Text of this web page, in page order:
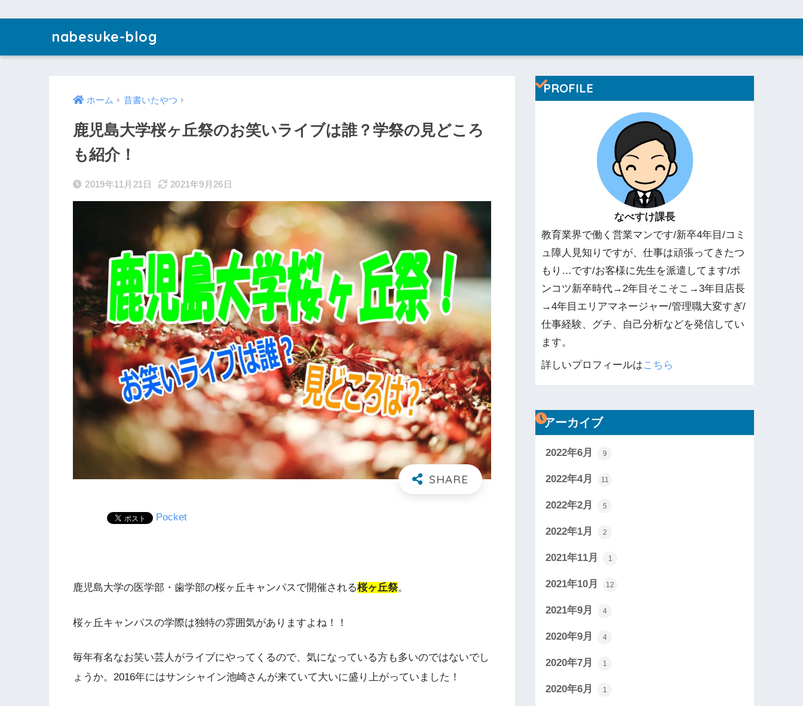
nabesuke-blog
ホーム 昔書いたやつ
鹿児島大学桜ヶ丘祭のお笑いライブは誰？学祭の見どころ
も紹介！
2019年11月21日 2021年9月26日
Pocket
鹿児島大学の医学部・歯学部の桜ヶ丘キャンパスで開催される桜ヶ丘祭。
桜ヶ丘キャンパスの学際は独特の雰囲気がありますよね！！
毎年有名なお笑い芸人がライブにやってくるので、気になっている方も多いのではないでし
ょうか。2016年にはサンシャイン池崎さんが来ていて大いに盛り上がっていました！
PROFILE
なべすけ課長
教育業界で働く営業マンです/新卒4年目/コミ
ュ障人見知りですが、仕事は頑張ってきたつ
もり…です/お客様に先生を派遣してます/ポ
ンコツ新卒時代→2年目そこそこ→3年目店長
→4年目エリアマネージャー/管理職大変すぎ/
仕事経験、グチ、自己分析などを発信してい
ます。
詳しいプロフィールはこちら
アーカイブ
2022年6月 9
2022年4月 11
2022年2月 5
2022年1月 2
2021年11月 1
2021年10月 12
2021年9月 4
2020年9月 4
2020年7月 1
2020年6月 1